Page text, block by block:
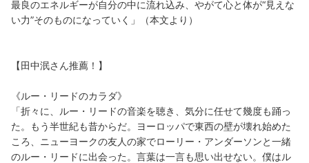
最良のエネルギーが自分の中に流れ込み、やがて心と体が“見えな
い力”そのものになっていく」（本文より）
【田中泯さん推薦！】
《ルー・リードのカラダ》
「折々に、ルー・リードの音楽を聴き、気分に任せて幾度も踊っ
た。もう半世紀も昔からだ。ヨーロッパで東西の壁が壊れ始めた
ころ、ニューヨークの友人の家でローリー・アンダーソンと一緒
のルー・リードに出会った。言葉は一言も思い出せない。僕はル